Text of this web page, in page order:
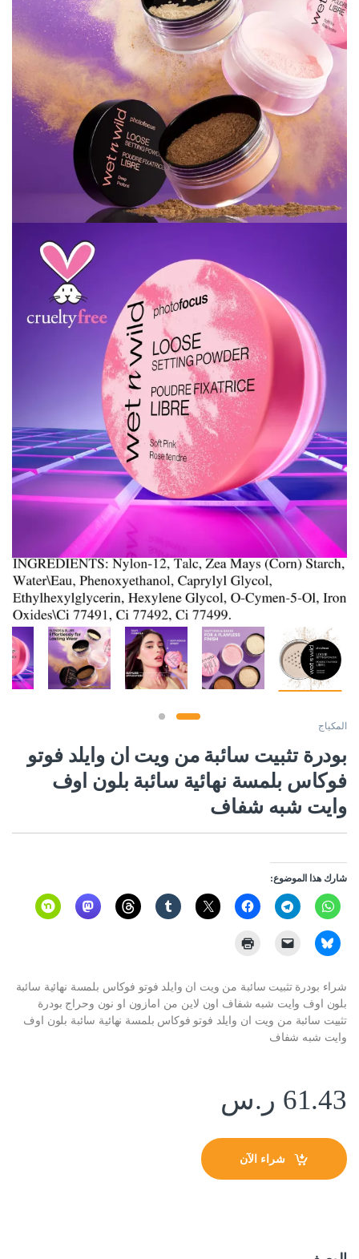
المكياج
بودرة تثبيت سائبة من ويت ان وايلد فوتو
فوكاس بلمسة نهائية سائبة بلون اوف
وايت شبه شفاف
شارك هذا الموضوع:
شراء بودرة تثبيت سائبة من ويت ان وايلد فوتو فوكاس بلمسة نهائية سائبة
بلون اوف وايت شبه شفاف اون لاين من امازون او نون وحراج بودرة
تثبيت سائبة من ويت ان وايلد فوتو فوكاس بلمسة نهائية سائبة بلون اوف
وايت شبه شفاف
61.43 ر.س
شراء الآن